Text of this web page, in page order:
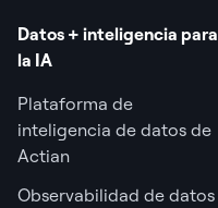
Datos + inteligencia para
la IA
Plataforma de
inteligencia de datos de
Actian
Observabilidad de datos